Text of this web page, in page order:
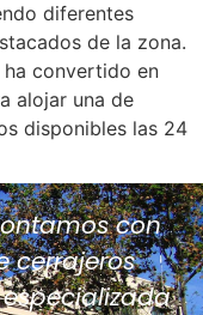
diferentes
de la zona.
convertido en
alojar una de
disponibles las 24
con
cerrajeros